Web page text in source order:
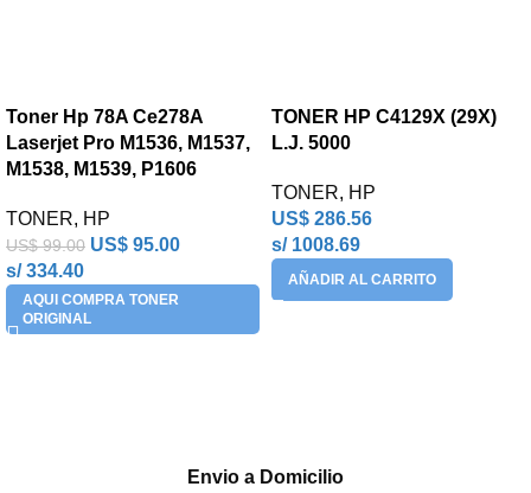
Toner Hp 78A Ce278A
Laserjet Pro M1536, M1537,
M1538, M1539, P1606
TONER, HP
US$99.00 US$ 95.00
s/ 334.40
AQUI COMPRA TONER
ORIGINAL
TONER HP C4129X (29X)
L.J. 5000
TONER, HP
US$ 286.56
s/ 1008.69
AÑADIR AL CARRITO
Envio a Domicilio